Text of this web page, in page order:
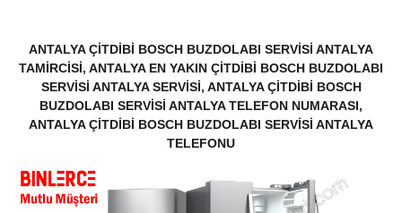
ANTALYA ÇITDIBI BOSCH BUZDOLABI SERVISI ANTALYA
TAMIRCISI, ANTALYA EN YAKIN ÇITDIBI BOSCH BUZDOLABI
SERVISI ANTALYA SERVISI, ANTALYA ÇITDIBI BOSCH
BUZDOLABI SERVISI ANTALYA TELEFON NUMARASI,
ANTALYA ÇITDIBI BOSCH BUZDOLABI SERVISI ANTALYA
TELEFONU